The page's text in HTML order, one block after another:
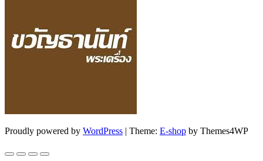
Proudly powered by WordPress | Theme: E-shop by Themes4WP